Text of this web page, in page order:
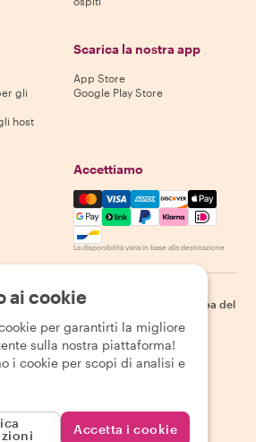
gli
host
Scarica la nostra app
App Store
Google Play Store
Accettiamo
Mastercard, Visa, Amex,
La disponibilità varia in base alla destinazione
Informativa sulla privacy
Mappa del
ai cookie
per garantirti la migliore
sulla nostra piattaforma!
i cookie per scopi di analisi e
Accetta i cookie